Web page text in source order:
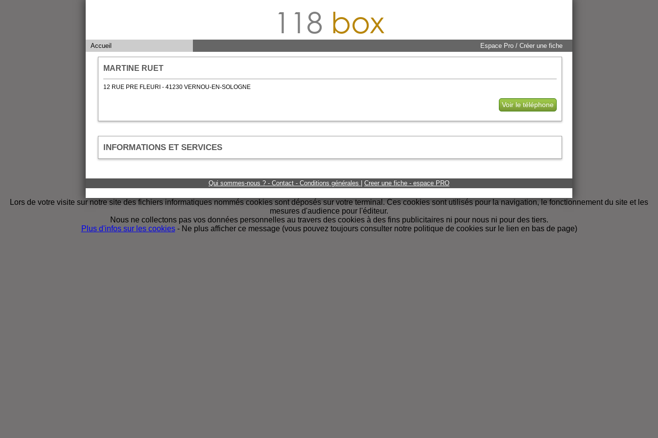
118 box
Accueil Espace Pro / Créer une fiche
MARTINE RUET
12 RUE PRE FLEURI - 41230 VERNOU-EN-SOLOGNE
Voir le téléphone
INFORMATIONS ET SERVICES
Qui sommes-nous ? - Contact - Conditions générales Creer une fiche - espace PRO
Lors de votre visite sur notre site des fichiers informatiques nommés cookies sont déposés sur votre terminal. Ces cookies sont utilisés pour la navigation, le fonctionnement du site et les
mesures d'audience pour l'éditeur.
Nous ne collectons pas vos données personnelles au travers des cookies à des fins publicitaires ni pour nous ni pour des tiers.
Plus d'infos sur les cookies- Ne plus afficher ce message (vous pouvez toujours consulter notre politique de cookies sur le lien en bas de page)